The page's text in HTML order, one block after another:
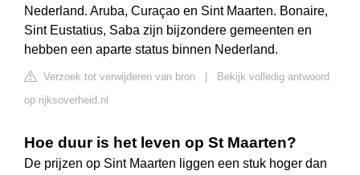
Nederland. Aruba, Curaçao en Sint Maarten. Bonaire,
Sint Eustatius, Saba zijn bijzondere gemeenten en
hebben een aparte status binnen Nederland.
Verzoek tot verwijderen van bron
Bekijk volledig antwoord
op rijksoverheid.nl
Hoe duur is het leven op St Maarten?
De prijzen op Sint Maarten liggen een stuk hoger dan